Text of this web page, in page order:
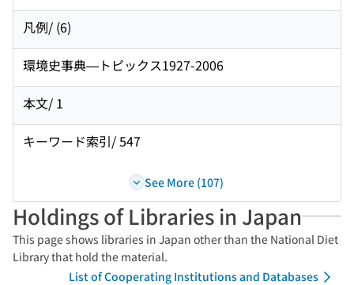
凡例/ (6)
環境史事典—トピックス1927-2006
本文/ 1
キーワード索引/ 547
See More (107)
Holdings of Libraries in Japan
This page shows libraries in Japan other than the National Diet
Library that hold the material.
List of Cooperating Institutions and Databases